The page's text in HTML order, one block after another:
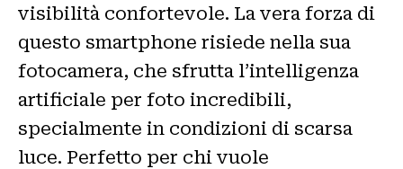
visibilità confortevole. La vera forza di
questo smartphone risiede nella sua
fotocamera, che sfrutta l’intelligenza
artificiale per foto incredibili,
specialmente in condizioni di scarsa
luce. Perfetto per chi vuole